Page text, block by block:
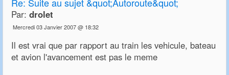
Par: drolet
Mercredi 03 Janvier 2007 @ 18:32
Il est vrai que par rapport au train les vehicule, bateau
et avion l'avancement est pas le meme